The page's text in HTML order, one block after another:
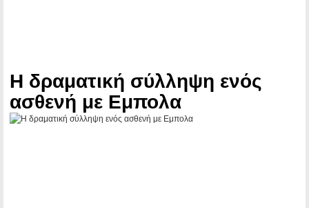
Η δραματική σύλληψη ενός
ασθενή με Εμπολα